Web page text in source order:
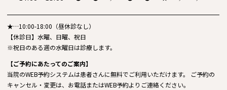
★…10:00-18:00（昼休診なし）
【休診日】水曜、日曜、祝日
※祝日のある週の水曜日は診療します。
【ご予約にあたってのご案内】
当院のWEB予約システムは患者さんに無料でご利用いただけます。 ご予約の
キャンセル・変更は、お電話またはWEB予約よりご連絡ください。